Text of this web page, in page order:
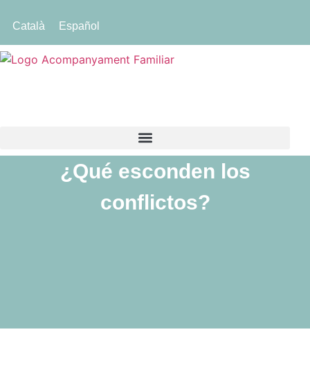
Català Español
¿Qué esconden los
conflictos?